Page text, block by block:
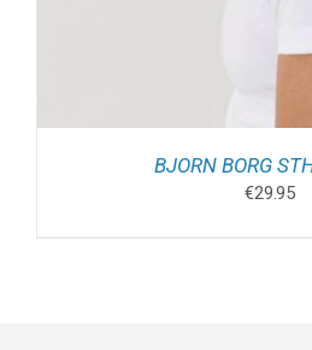
BJORN BORG
€29.95